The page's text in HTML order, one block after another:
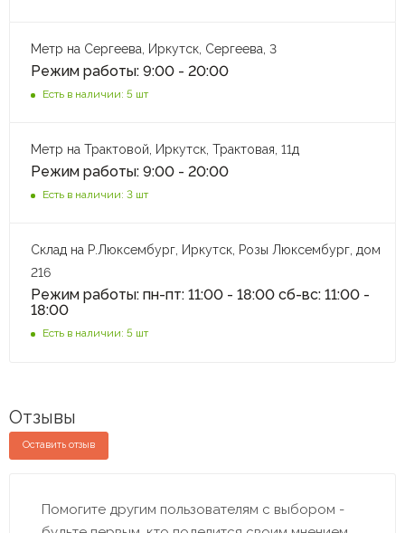
Метр на Сергеева, Иркутск, Сергеева, 3
Режим работы: 9:00 - 20:00
Есть в наличии: 5 шт
Метр на Трактовой, Иркутск, Трактовая, 11д
Режим работы: 9:00 - 20:00
Есть в наличии: 3 шт
Склад на Р.Люксембург, Иркутск, Розы Люксембург, дом
216
Режим работы: пн-пт: 11:00 - 18:00 сб-вс: 11:00 -
18:00
Есть в наличии: 5 шт
Отзывы
Оставить отзыв
Помогите другим пользователям с выбором -